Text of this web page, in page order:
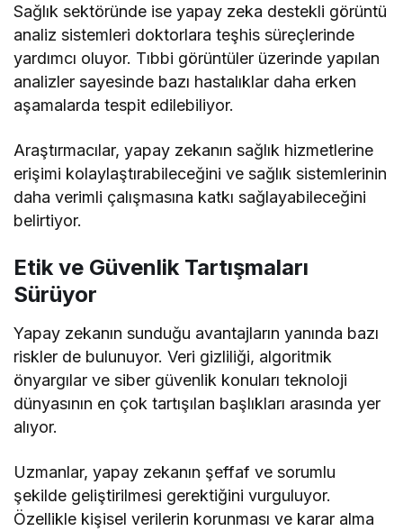
Sağlık sektöründe ise yapay zeka destekli görüntü
analiz sistemleri doktorlara teşhis süreçlerinde
yardımcı oluyor. Tıbbi görüntüler üzerinde yapılan
analizler sayesinde bazı hastalıklar daha erken
aşamalarda tespit edilebiliyor.
Araştırmacılar, yapay zekanın sağlık hizmetlerine
erişimi kolaylaştırabileceğini ve sağlık sistemlerinin
daha verimli çalışmasına katkı sağlayabileceğini
belirtiyor.
Etik ve Güvenlik Tartışmaları
Sürüyor
Yapay zekanın sunduğu avantajların yanında bazı
riskler de bulunuyor. Veri gizliliği, algoritmik
önyargılar ve siber güvenlik konuları teknoloji
dünyasının en çok tartışılan başlıkları arasında yer
alıyor.
Uzmanlar, yapay zekanın şeffaf ve sorumlu
şekilde geliştirilmesi gerektiğini vurguluyor.
Özellikle kişisel verilerin korunması ve karar alma